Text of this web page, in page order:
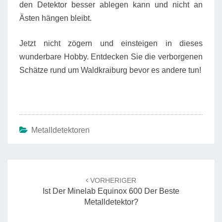
den Detektor besser ablegen kann und nicht an
Ästen hängen bleibt.
Jetzt nicht zögern und einsteigen in dieses
wunderbare Hobby. Entdecken Sie die verborgenen
Schätze rund um Waldkraiburg bevor es andere tun!
Metalldetektoren
VORHERIGER
Ist Der Minelab Equinox 600 Der Beste
Metalldetektor?